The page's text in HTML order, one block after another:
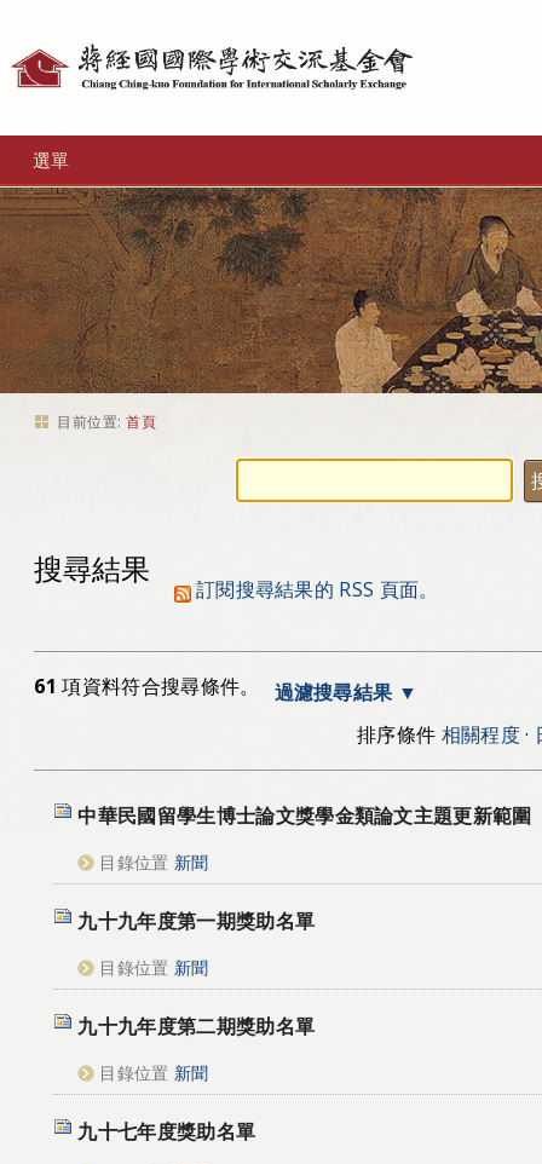
選單
目前位置: 首頁
搜尋結果
訂閱搜尋結果的 RSS 頁面。
61 項資料符合搜尋條件。
過濾搜尋結果
排序條件 相關程度·
中華民國留學生博士論文獎學金類論文主題更新範圍
目錄位置 新聞
九十九年度第一期獎助名單
目錄位置 新聞
九十九年度第二期獎助名單
目錄位置 新聞
九十七年度獎助名單